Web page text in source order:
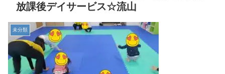
放課後デイサービス☆流山
未分類